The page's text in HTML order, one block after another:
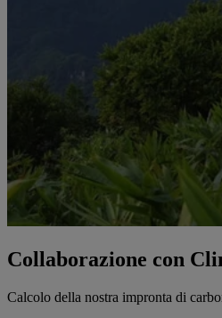
Collaborazione con
Calcolo della nostra impronta di